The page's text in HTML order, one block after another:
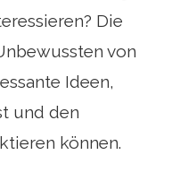
Die
von
Ideen,
und den
können.